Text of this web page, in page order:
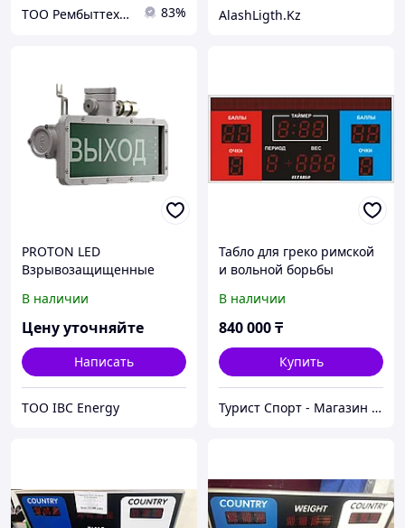
ТОО Рембыттехника 83% AlashLigth.Kz
PROTON LED
Взрывозащищенные
информационные табло
В наличии
Цену уточняйте
Написать
ТОО IBC Energy
Табло для греко римской
и вольной борьбы
В наличии
840 000₸
Купить
Турист Спорт - Магазин спортивных товаров